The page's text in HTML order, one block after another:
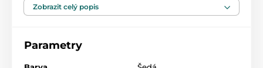
připrav libovolné jídlo pro panenky a medvídky. Vařič
je vybaven potřebným příslušenstvím při vaření.
- hrnec s pokličkou
Zobrazit celý popis
Parametry